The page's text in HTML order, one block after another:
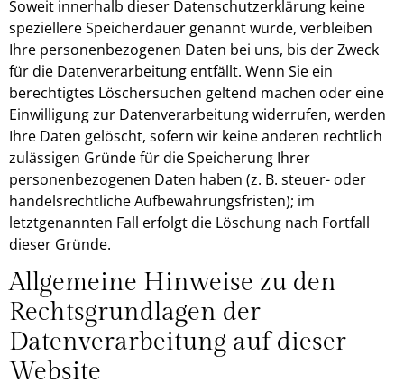
Soweit innerhalb dieser Datenschutzerklärung keine
speziellere Speicherdauer genannt wurde, verbleiben
Ihre personenbezogenen Daten bei uns, bis der Zweck
für die Datenverarbeitung entfällt. Wenn Sie ein
berechtigtes Löschersuchen geltend machen oder eine
Einwilligung zur Datenverarbeitung widerrufen, werden
Ihre Daten gelöscht, sofern wir keine anderen rechtlich
zulässigen Gründe für die Speicherung Ihrer
personenbezogenen Daten haben (z. B. steuer- oder
handelsrechtliche Aufbewahrungsfristen); im
letztgenannten Fall erfolgt die Löschung nach Fortfall
dieser Gründe.
Allgemeine Hinweise zu den
Rechtsgrundlagen der
Datenverarbeitung auf dieser
Website